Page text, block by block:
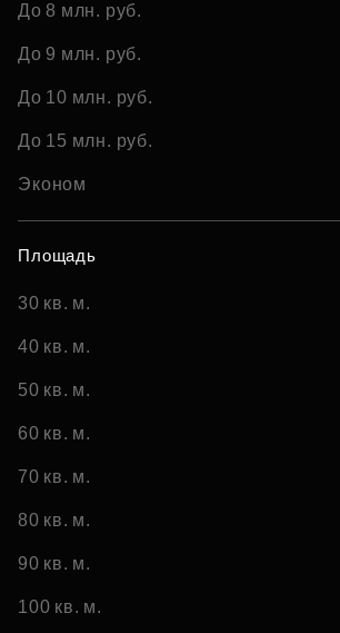
До 8 млн. руб.
До 9 млн. руб.
До 10 млн. руб.
До 15 млн. руб.
Эконом
Площадь
30 кв. м.
40 кв. м.
50 кв. м.
60 кв. м.
70 кв. м.
80 кв. м.
90 кв. м.
100 кв. м.